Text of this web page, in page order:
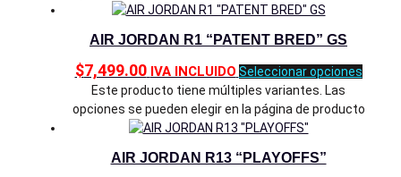
AIR JORDAN R1 “PATENT BRED” GS
$7,499.00 IVA INCLUIDO Seleccionar opciones
Este producto tiene múltiples variantes. Las
opciones se pueden elegir en la página de producto
AIR JORDAN R13 “PLAYOFFS”